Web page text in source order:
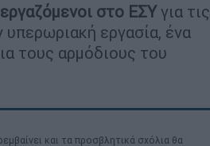
στο ΕΣΥγια τις
εργασία, ένα
τους αρμόδιους του
και τα προσβλητικά σχόλια θα